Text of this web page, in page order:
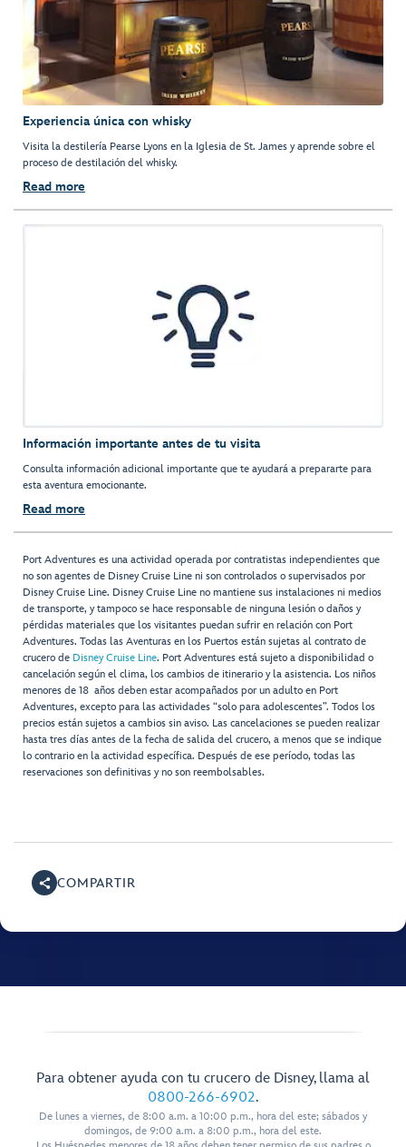
Experiencia única con whisky
Visita la destilería Pearse Lyons en la Iglesia de St. James y aprende sobre el
proceso de destilación del whisky.
Read more
Información importante antes de tu visita
Consulta información adicional importante que te ayudará a prepararte para
esta aventura emocionante.
Read more
Port Adventures es una actividad operada por contratistas independientes que
no son agentes de Disney Cruise Line ni son controlados o supervisados por
Disney Cruise Line. Disney Cruise Line no mantiene sus instalaciones ni medios
de transporte, y tampoco se hace responsable de ninguna lesión o daños y
pérdidas materiales que los visitantes puedan sufrir en relación con Port
Adventures. Todas las Aventuras en los Puertos están sujetas al contrato de
crucero de Disney Cruise Line. Port Adventures está sujeto a disponibilidad o
cancelación según el clima, los cambios de itinerario y la asistencia. Los niños
menores de 18 años deben estar acompañados por un adulto en Port
Adventures, excepto para las actividades “solo para adolescentes”. Todos los
precios están sujetos a cambios sin aviso. Las cancelaciones se pueden realizar
hasta tres días antes de la fecha de salida del crucero, a menos que se indique
lo contrario en la actividad específica. Después de ese período, todas las
reservaciones son definitivas y no son reembolsables.
COMPARTIR
Para obtener ayuda con tu crucero de Disney, llama al
0800-266-6902.
De lunes a viernes, de 8:00 a.m. a 10:00 p.m., hora del este; sábados y
domingos, de 9:00 a.m. a 8:00 p.m., hora del este.